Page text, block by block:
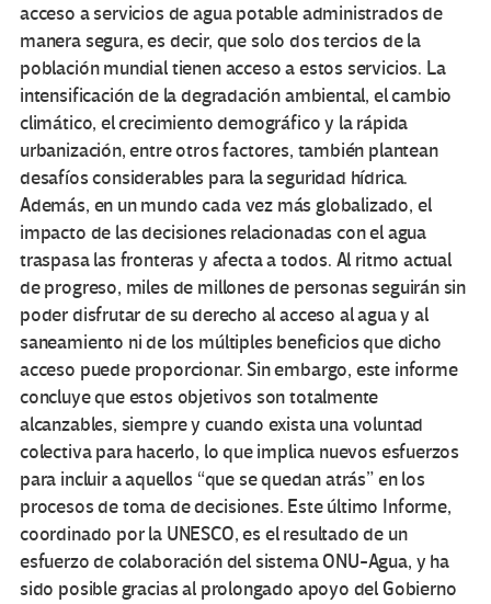
acceso a servicios de agua potable administrados de
manera segura, es decir, que solo dos tercios de la
población mundial tienen acceso a estos servicios. La
intensificación de la degradación ambiental, el cambio
climático, el crecimiento demográfico y la rápida
urbanización, entre otros factores, también plantean
desafíos considerables para la seguridad hídrica.
Además, en un mundo cada vez más globalizado, el
impacto de las decisiones relacionadas con el agua
traspasa las fronteras y afecta a todos. Al ritmo actual
de progreso, miles de millones de personas seguirán sin
poder disfrutar de su derecho al acceso al agua y al
saneamiento ni de los múltiples beneficios que dicho
acceso puede proporcionar. Sin embargo, este informe
concluye que estos objetivos son totalmente
alcanzables, siempre y cuando exista una voluntad
colectiva para hacerlo, lo que implica nuevos esfuerzos
para incluir a aquellos “que se quedan atrás” en los
procesos de toma de decisiones. Este último Informe,
coordinado por la UNESCO, es el resultado de un
esfuerzo de colaboración del sistema ONU-Agua, y ha
sido posible gracias al prolongado apoyo del Gobierno